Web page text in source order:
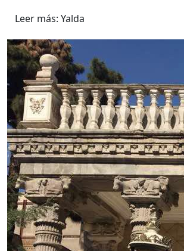
Leer más: Yalda